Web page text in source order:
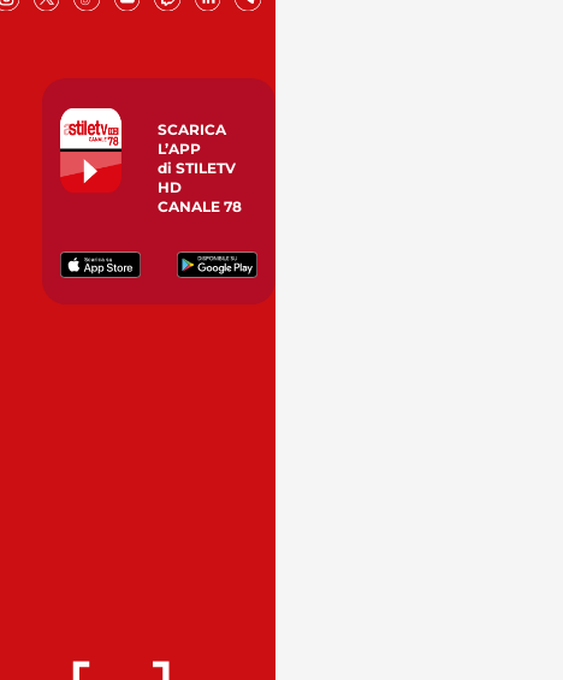
SCARICA
L’APP
di STILETV
HD
CANALE 78